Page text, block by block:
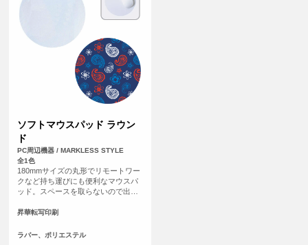
ソフトマウスパッド ラウン
ド
PC周辺機器 / MARKLESS STYLE
全1色
180mmサイズの丸形でリモートワー
クなど持ち運びにも便利なマウスパ
ッド。スペースを取らないので出先
す。
昇華転写印刷
ラバー、ポリエステル